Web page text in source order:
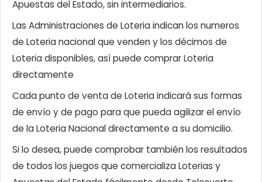
Apuestas del Estado, sin intermediarios.
Las Administraciones de Loteria indican los numeros
de Loteria nacional que venden y los décimos de
Loteria disponibles, así puede comprar Loteria
directamente
Cada punto de venta de Loteria indicará sus formas
de envío y de pago para que pueda agilizar el envío
de la Loteria Nacional directamente a su domicilio.
Si lo desea, puede comprobar también los resultados
de todos los juegos que comercializa Loterias y